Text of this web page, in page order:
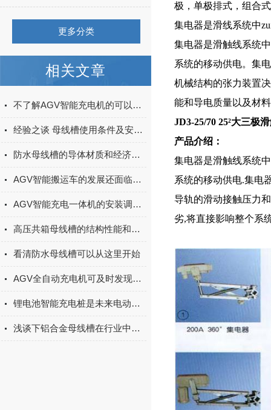
更多分类
相关文章
不了解AGV智能充电机的可以进来看看
经验之谈 母线槽使用条件及安装要求有哪些讲究
防水母线槽的导体材质和经济截面的选择
AGV智能搬运车的发展还面临着一些挑战和问题
AGV智能充电一体机的安装调试与对接AGV系统实操技巧
高压共箱母线槽的结构性能和优势概述
看清防水母线槽可以从这里开始
AGV全自动充电机可及时发现电池的异常情况并进行处理
锂电池智能充电桩是未来电动汽车充电行业的重要发展方向
浅谈下铝合金母线槽在行业中的特点
极，单极排式，组合
集电器是滑线系统中
集电器是滑触线系统
系统的移动供电。集
机械结构的张力装置
能和导电质量以及材
JD3-25/70 25²大三极
产品介绍：
集电器是滑触线系统
系统的移动供电.集电
导轨的滑动接触压力
劣,将直接影响整个系